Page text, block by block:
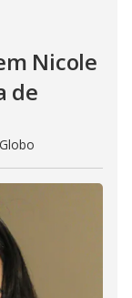
Nicole
de